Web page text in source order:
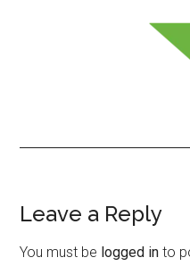
Reader
Interactions
Leave a Reply
You must be logged in to